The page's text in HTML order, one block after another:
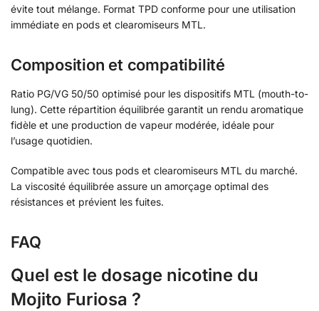
évite tout mélange. Format TPD conforme pour une utilisation
immédiate en pods et clearomiseurs MTL.
Composition et compatibilité
Ratio PG/VG 50/50 optimisé pour les dispositifs MTL (mouth-to-
lung). Cette répartition équilibrée garantit un rendu aromatique
fidèle et une production de vapeur modérée, idéale pour
l’usage quotidien.
Compatible avec tous pods et clearomiseurs MTL du marché.
La viscosité équilibrée assure un amorçage optimal des
résistances et prévient les fuites.
FAQ
Quel est le dosage nicotine du
Mojito Furiosa ?